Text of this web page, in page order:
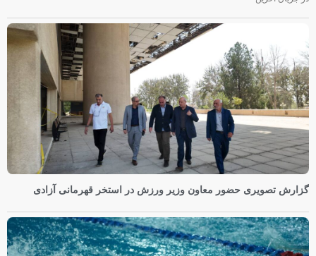
گزارش تصویری حضور معاون وزیر ورزش در استخر قهرمانی آزادی